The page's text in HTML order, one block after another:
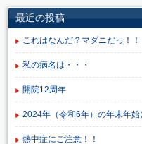
最近の投稿
これはなんだ？マダニだっ！！
私の病名は・・・
開院12周年
2024年（令和6年）の年末年始
熱中症にご注意！！